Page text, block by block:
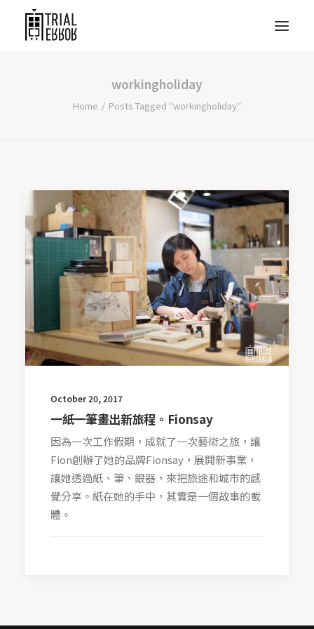
workingholiday
Home Posts Tagged "workingholiday"
October 20, 2017
一紙一筆畫出新旅程。Fionsay
因為一次工作假期，成就了一次藝術之旅，讓
Fion創辦了她的品牌Fionsay，展開新事業，
讓她透過紙、筆、銀器，來把旅途和城市的感
覺分享。紙在她的手中，其實是一個故事的載
體。